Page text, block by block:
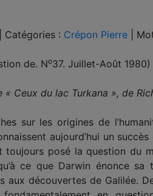
Catégories : Crépon Pierre
de. No37. Juillet-Août 1980)
« Ceux du lac Turkana », de
sur les origines de
aujourd’hui un
toujours posé la question du
ce que Darwin énonce
aux découvertes de Galilée.